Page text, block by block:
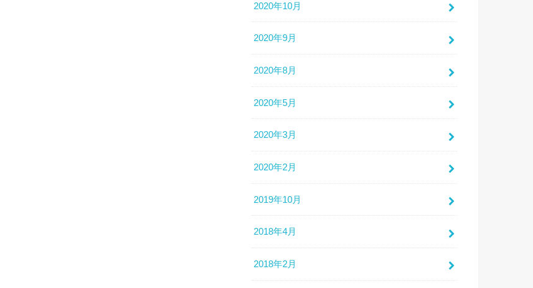
2020年10月
2020年9月
2020年8月
2020年5月
2020年3月
2020年2月
2019年10月
2018年4月
2018年2月